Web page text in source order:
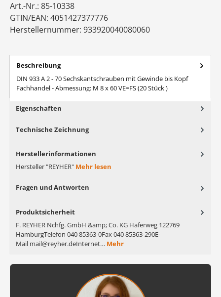
Art.-Nr.: 85-10338
GTIN/EAN: 4051427377776
Herstellernummer: 933920040080060
Beschreibung
DIN 933 A 2 - 70 Sechskantschrauben mit Gewinde bis Kopf
Fachhandel - Abmessung: M 8 x 60 VE=FS (20 Stück )
Eigenschaften
Technische Zeichnung
Herstellerinformationen
Hersteller "REYHER" Mehr lesen
Fragen und Antworten
Produktsicherheit
F. REYHER Nchfg. GmbH &amp; Co. KG Haferweg 122769
HamburgTelefon 040 85363-0Fax 040 85363-290E-
Mail mail@reyher.deInternet… Mehr